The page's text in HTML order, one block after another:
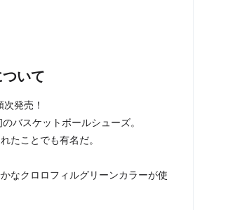
いて
発売！
バスケットボールシューズ。
たことでも有名だ。
なクロロフィルグリーンカラーが使